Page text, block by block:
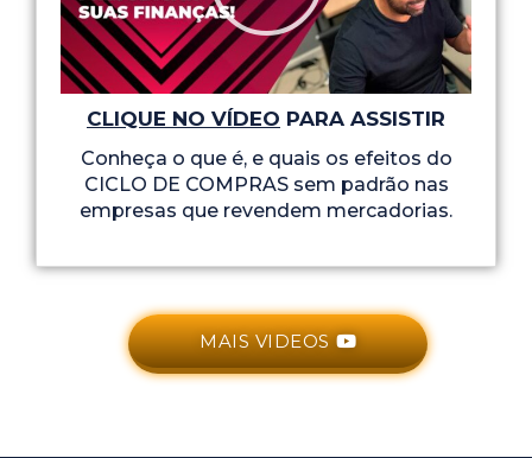
CLIQUE NO VÍDEO PARA ASSISTIR
Conheça o que é, e quais os efeitos do
CICLO DE COMPRAS sem padrão nas
empresas que revendem mercadorias.
MAIS VIDEOS